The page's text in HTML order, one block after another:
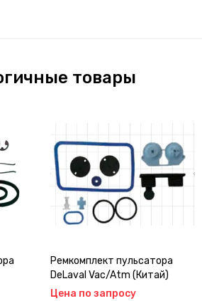
товары
Ремкомплект пульсатора
DeLaval Vac/Atm (Китай)
Цена по запросу